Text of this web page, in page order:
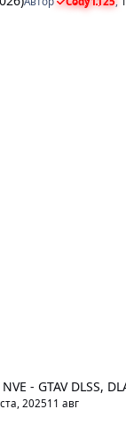
- GTAV DLSS,
202511 авг